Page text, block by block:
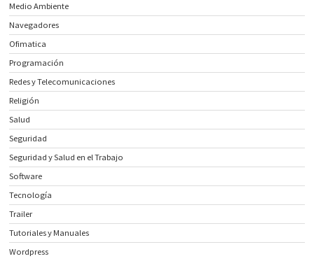
Medio Ambiente
Navegadores
Ofimatica
Programación
Redes y Telecomunicaciones
Religión
Salud
Seguridad
Seguridad y Salud en el Trabajo
Software
Tecnología
Trailer
Tutoriales y Manuales
Wordpress